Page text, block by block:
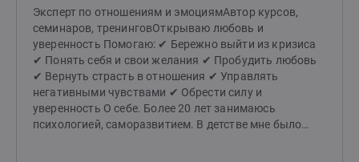
Эксперт по отношениям и эмоциямАвтор курсов,
семинаров, тренинговОткрываю любовь и
уверенность Помогаю: ✔︎ Бережно выйти из кризиса
✔︎ Понять себя и свои желания ✔︎ Пробудить любовь
✔︎ Вернуть страсть в отношения ✔︎ Управлять
негативными чувствами ✔︎ Обрести силу и
уверенность О себе. Более 20 лет занимаюсь
психологией, саморазвитием. В детстве мне было